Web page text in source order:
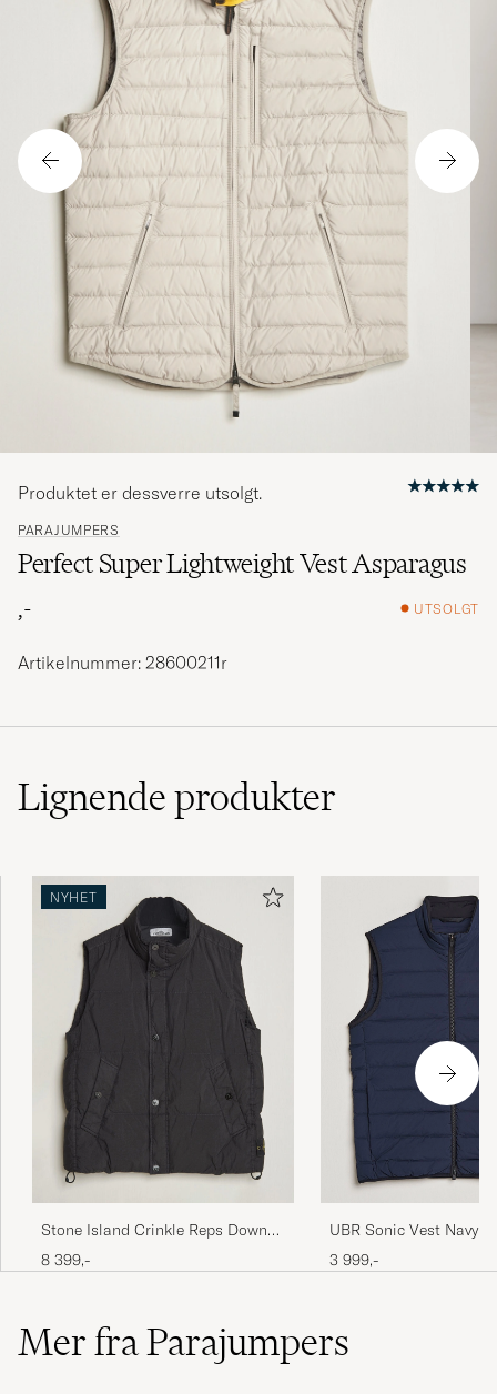
PARAJUMPERS
Perfect Super Lightweight Vest Asparagus
,-
UTSOLGT
Produktet er dessverre utsolgt.
Artikelnummer: 28600211r
Lignendeprodukter
NYHET
Stone Island Crinkle Reps Down
Vest Black
8 399,-
UBR Sonic Vest Navy
3 999,-
Mer fra Parajumpers